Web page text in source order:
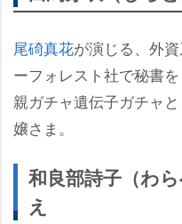
尾碕真花が演じる、外
ーフォレスト社で秘書
親ガチャ遺伝子ガチャ
嬢さま。
和良部詩子（わ
え